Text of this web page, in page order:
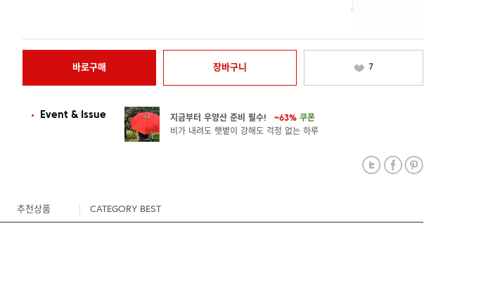
바로구매 장바구니 7
Event & Issue 지금부터 우양산 준비 필수! ~63% 쿠폰
비가 내려도 햇볕이 강해도 걱정 없는 하루
추천상품 CATEGORY BEST